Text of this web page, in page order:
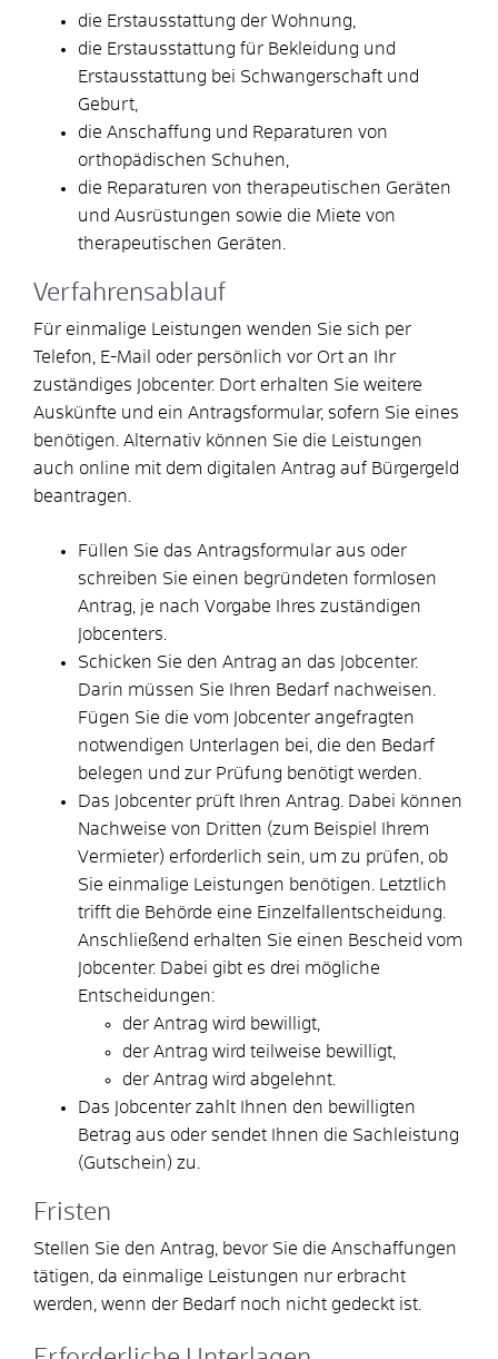
die Erstausstattung der Wohnung,
die Erstausstattung für Bekleidung und
Erstausstattung bei Schwangerschaft und
Geburt,
die Anschaffung und Reparaturen von
orthopädischen Schuhen,
die Reparaturen von therapeutischen Geräten
und Ausrüstungen sowie die Miete von
therapeutischen Geräten.
Verfahrensablauf
Für einmalige Leistungen wenden Sie sich per
Telefon, E-Mail oder persönlich vor Ort an Ihr
zuständiges Jobcenter. Dort erhalten Sie weitere
Auskünfte und ein Antragsformular, sofern Sie eines
benötigen. Alternativ können Sie die Leistungen
auch online mit dem digitalen Antrag auf Bürgergeld
beantragen.
Füllen Sie das Antragsformular aus oder
schreiben Sie einen begründeten formlosen
Antrag, je nach Vorgabe Ihres zuständigen
Jobcenters.
Schicken Sie den Antrag an das Jobcenter.
Darin müssen Sie Ihren Bedarf nachweisen.
Fügen Sie die vom Jobcenter angefragten
notwendigen Unterlagen bei, die den Bedarf
belegen und zur Prüfung benötigt werden.
Das Jobcenter prüft Ihren Antrag. Dabei können
Nachweise von Dritten (zum Beispiel Ihrem
Vermieter) erforderlich sein, um zu prüfen, ob
Sie einmalige Leistungen benötigen. Letztlich
trifft die Behörde eine Einzelfallentscheidung.
Anschließend erhalten Sie einen Bescheid vom
Jobcenter. Dabei gibt es drei mögliche
Entscheidungen:
der Antrag wird bewilligt,
der Antrag wird teilweise bewilligt,
der Antrag wird abgelehnt.
Das Jobcenter zahlt Ihnen den bewilligten
Betrag aus oder sendet Ihnen die Sachleistung
(Gutschein) zu.
Fristen
Stellen Sie den Antrag, bevor Sie die Anschaffungen
tätigen, da einmalige Leistungen nur erbracht
werden, wenn der Bedarf noch nicht gedeckt ist.